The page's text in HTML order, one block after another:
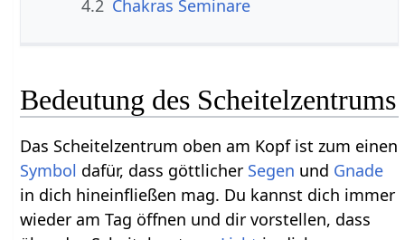
4.2 Chakras Seminare
Bedeutung des Scheitelzentrums
Das Scheitelzentrum oben am Kopf ist zum einen
Symbol dafür, dass göttlicher Segen und Gnade
in dich hineinfließen mag. Du kannst dich immer
wieder am Tag öffnen und dir vorstellen, dass